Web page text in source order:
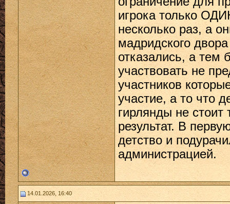
игрока только
несколько раз, а
мадридского
отказались, а тем
участвовать не
участников
участие, а то что
гирлянды не стоит
результат. В
детство и
администрацией.
14.01.2026, 16:40